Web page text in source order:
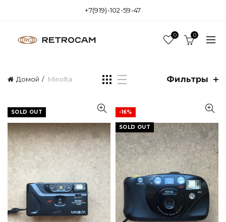
+7(919)-102-59-47
0 0
Домой Minolta Фильтры
SOLD OUT -16%
SOLD OUT